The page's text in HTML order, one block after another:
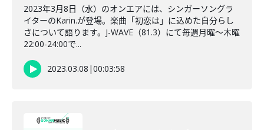
2023年3月8日（水）のオンエアには、シンガーソングラ
イターのKarin.が登場。楽曲「初恋は」に込めた自分らし
さについて語ります。J-WAVE（81.3）にて毎週月曜～木曜
22:00-24:00で...
2023.03.08 |00:03:58